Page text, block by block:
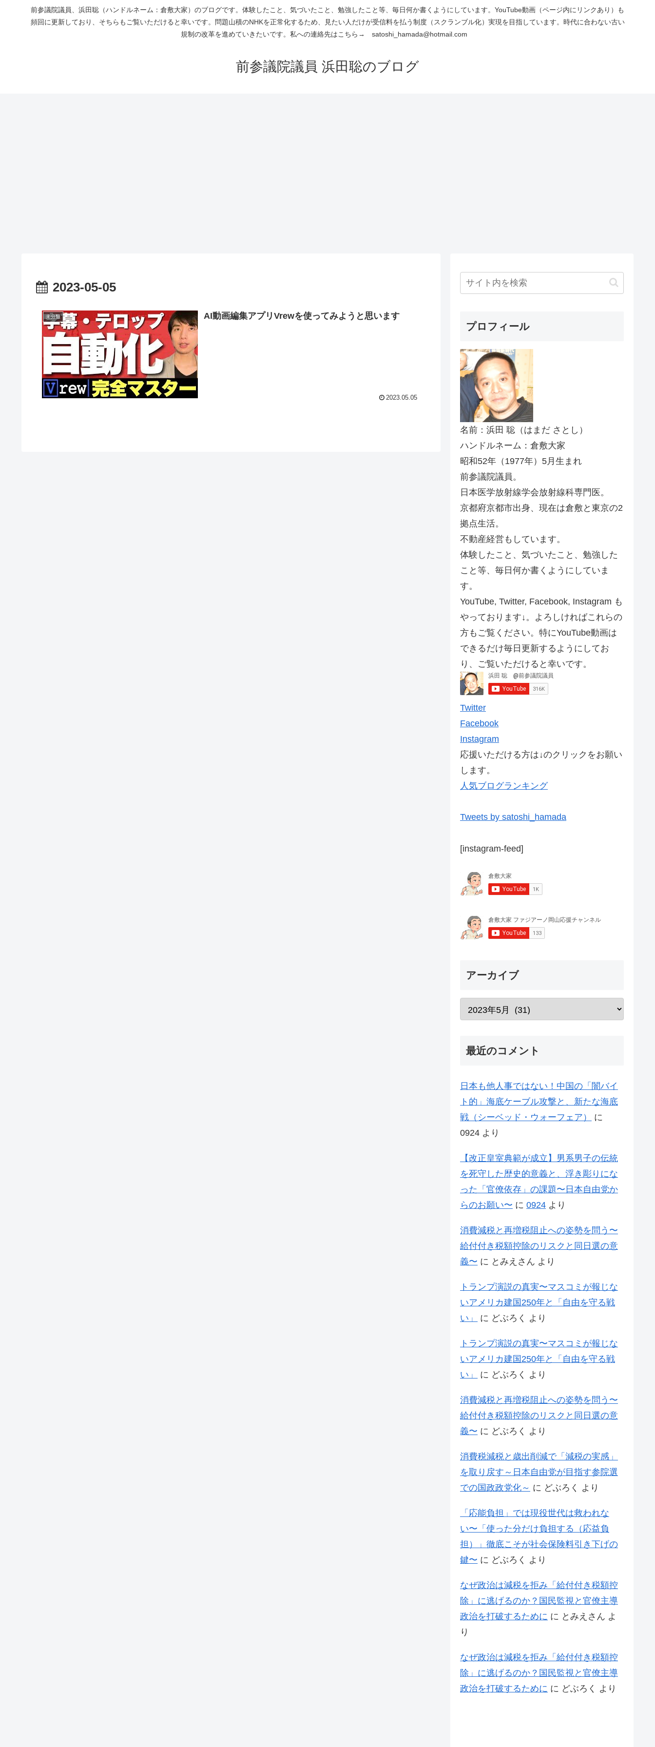
前参議院議員、浜田聡（ハンドルネーム：倉敷大家）のブログです。体験したこと、気づいたこと、勉強したこと等、毎日何か書くようにしています。YouTube動画（ページ内にリンクあり）も
頻回に更新しており、そちらもご覧いただけると幸いです。問題山積のNHKを正常化するため、見たい人だけが受信料を払う制度（スクランブル化）実現を目指しています。時代に合わない古い
規制の改革を進めていきたいです。私への連絡先はこちら→ satoshi_hamada@hotmail.com
前参議院議員 浜田聡のブログ
2023-05-05
未分類 AI動画編集アプリVrewを使ってみようと思います
2023.05.05
プロフィール
名前：浜田 聡（はまだ さとし）
ハンドルネーム：倉敷大家
昭和52年（1977年）5月生まれ
前参議院議員。
日本医学放射線学会放射線科専門医。
京都府京都市出身、現在は倉敷と東京の2
拠点生活。
不動産経営もしています。
体験したこと、気づいたこと、勉強した
こと等、毎日何か書くようにしていま
す。
YouTube, Twitter, Facebook, Instagram も
やっております↓。よろしければこれらの
方もご覧ください。特にYouTube動画は
できるだけ毎日更新するようにしてお
り、ご覧いただけると幸いです。
Twitter
Facebook
Instagram
応援いただける方は↓のクリックをお願い
します。
人気ブログランキング
Tweets by satoshi_hamada
[instagram-feed]
アーカイブ
最近のコメント
日本も他人事ではない！中国の「闇バイ
ト的」海底ケーブル攻撃と、新たな海底
戦（シーベッド・ウォーフェア）
に
0924 より
【改正皇室典範が成立】男系男子の伝統
を死守した歴史的意義と、浮き彫りにな
った「官僚依存」の課題〜日本自由党か
らのお願い〜 に 0924 より
消費減税と再増税阻止への姿勢を問う〜
給付付き税額控除のリスクと同日選の意
義〜 に とみえさん より
トランプ演説の真実〜マスコミが報じな
いアメリカ建国250年と「自由を守る戦
い」
に どぶろく より
トランプ演説の真実〜マスコミが報じな
いアメリカ建国250年と「自由を守る戦
い」
に どぶろく より
消費減税と再増税阻止への姿勢を問う〜
給付付き税額控除のリスクと同日選の意
義〜 に どぶろく より
消費税減税と歳出削減で「減税の実感」
を取り戻す～日本自由党が目指す参院選
での国政政党化～ に どぶろく より
「応能負担」では現役世代は救われな
い〜「使った分だけ負担する（応益負
担）」徹底こそが社会保険料引き下げの
鍵〜 に どぶろく より
なぜ政治は減税を拒み「給付付き税額控
除」に逃げるのか？国民監視と官僚主導
政治を打破するために に とみえさん よ
り
なぜ政治は減税を拒み「給付付き税額控
除」に逃げるのか？国民監視と官僚主導
政治を打破するために に どぶろく より